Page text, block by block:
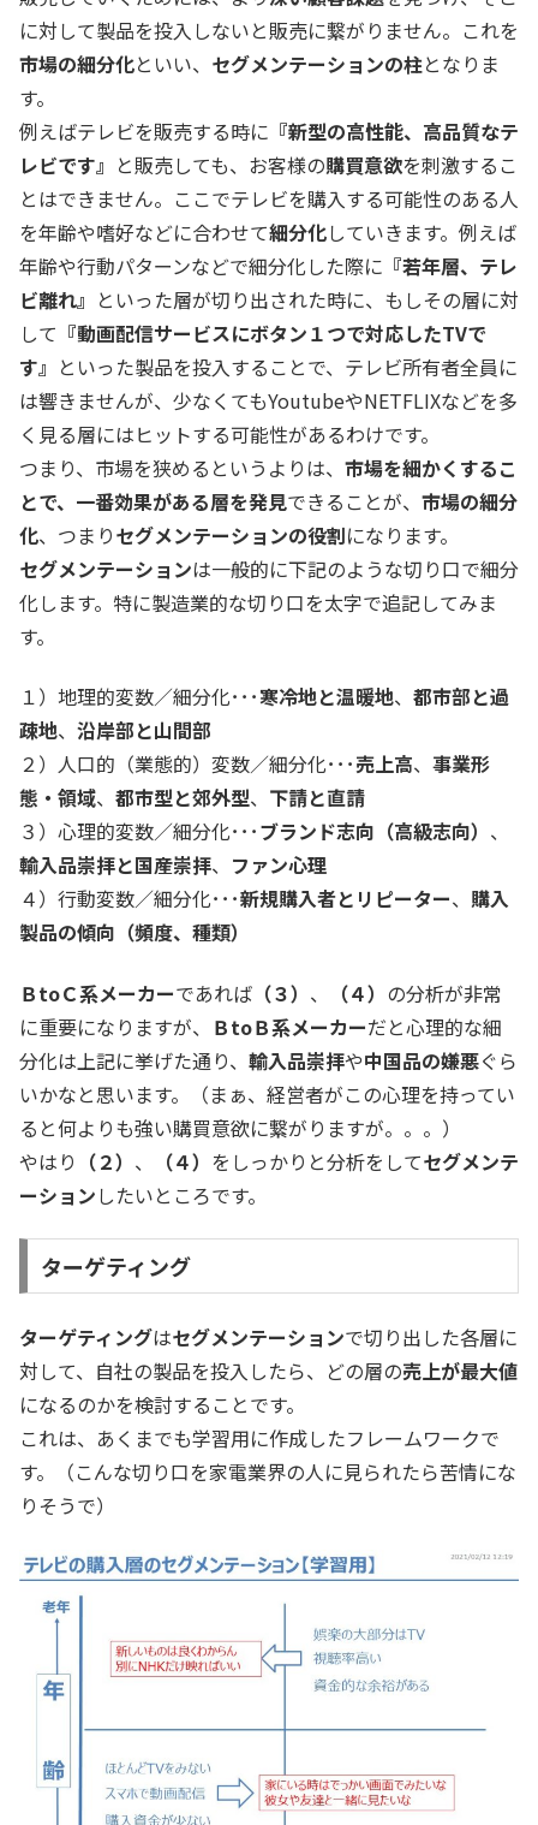
に対して製品を投入しないと販売に繋がりません。これを
市場の細分化といい、 セグメンテーションの柱となりま
す。
例えばテレビを販売する時に 『新型の高性能、高品質なテ
レビです』 と販売しても、お客様の購買意欲を刺激するこ
とはできません。ここでテレビを購入する可能性のある人
を年齢や嗜好などに合わせて細分化していきます。例えば
年齢や行動パターンなどで細分化した際に 『若年層、テレ
ビ離れ』 といった層が切り出された時に、もしその層に対
して 『動画配信サービスにボタン１つで対応したTVで
す』 といった製品を投入することで、テレビ所有者全員に
は響きませんが、少なくてもYoutubeやNETFLIXなどを多
く見る層にはヒットする可能性があるわけです。
つまり、市場を狭めるというよりは、 市場を細かくするこ
とで、一番効果がある層を発見できることが、 市場の細分
化、つまりセグメンテーションの役割になります。
セグメンテーションは一般的に下記のような切り口で細分
化します。特に製造業的な切り口を太字で追記してみま
す。
１）地理的変数／細分化･･･寒冷地と温暖地、 都市部と過
疎地、 沿岸部と山間部
２）人口的（業態的）変数／細分化･･･売上高、 事業形
態・領域、 都市型と郊外型、 下請と直請
３）心理的変数／細分化･･･ブランド志向（高級志向） 、
輸入品崇拝と国産崇拝、 ファン心理
４）行動変数／細分化･･･新規購入者とリピーター、 購入
製品の傾向（頻度、種類）
ＢtoＣ系メーカーであれば （３） 、 （４） の分析が非常
に重要になりますが、 ＢtoＢ系メーカーだと心理的な細
分化は上記に挙げた通り、 輸入品崇拝や中国品の嫌悪ぐら
いかなと思います。（まぁ、経営者がこの心理を持ってい
ると何よりも強い購買意欲に繋がりますが。。。）
やはり （２） 、 （４） をしっかりと分析をしてセグメンテ
ーションしたいところです。
ターゲティング
ターゲティングはセグメンテーションで切り出した各層に
対して、自社の製品を投入したら、どの層の売上が最大値
になるのかを検討することです。
これは、あくまでも学習用に作成したフレームワークで
す。（こんな切り口を家電業界の人に見られたら苦情にな
りそうで）